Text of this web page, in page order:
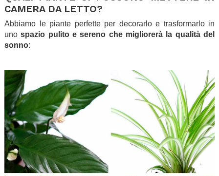
CAMERA DA LETTO?
Abbiamo le piante perfette per decorarlo e trasformarlo in
unospazio pulito e sereno che migliorerà la qualità del
sonno: